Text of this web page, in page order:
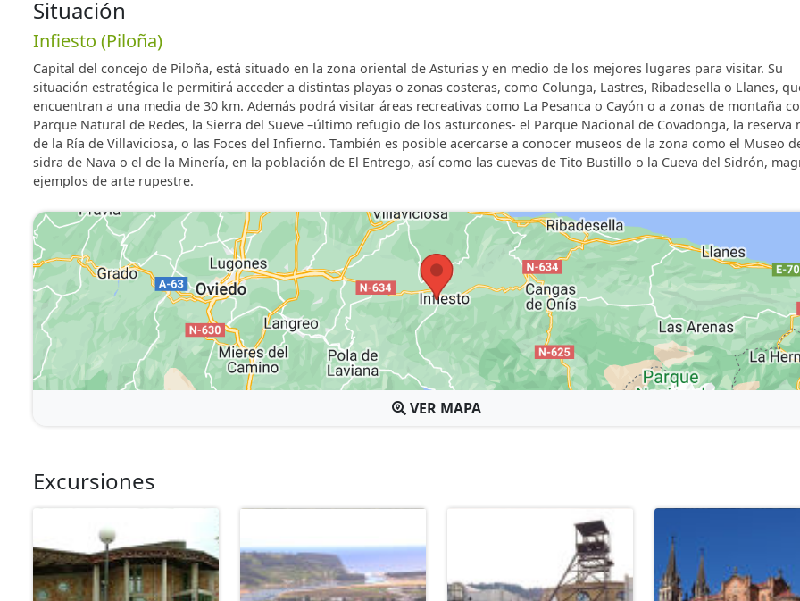
Lastres, Colunga, Ribadesella , Llanes... y del entorno montañoso del Parque Natural de los Picos de Europa,
Covadonga, Parque Natural de Redes - Reserva de la Biosfera (encontrándose todo ello a una media hora de
al margen de estar en una de las zonas de Asturias con mayor infraestructura de actividades de naturaleza y
Situación
Infiesto (Piloña)
Capital del concejo de Piloña, está situado en la zona oriental de Asturias y en medio de los mejores lugares para visitar. Su
situación estratégica le permitirá acceder a distintas playas o zonas costeras, como Colunga, Lastres, Ribadesella o Llanes,
encuentran a una media de 30 km. Además podrá visitar áreas recreativas como La Pesanca o Cayón o a zonas de montaña
Parque Natural de Redes, la Sierra del Sueve –último refugio de los asturcones- el Parque Nacional de Covadonga, la reserva
de la Ría de Villaviciosa, o las Foces del Infierno. También es posible acercarse a conocer museos de la zona como el Museo
sidra de Nava o el de la Minería, en la población de El Entrego, así como las cuevas de Tito Bustillo o la Cueva del Sidrón,
ejemplos de arte rupestre.
VER MAPA
Excursiones